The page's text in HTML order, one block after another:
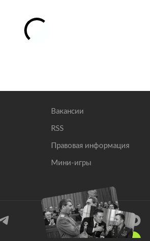
Вакансии
RSS
Правовая информация
Мини-игры